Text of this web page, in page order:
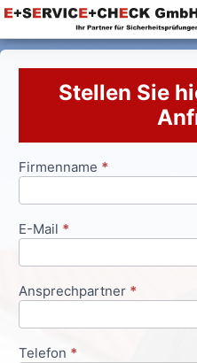
Stellen Sie
Anfrageformular
Firmenname *
E-Mail *
Ansprechpartner *
Telefon *